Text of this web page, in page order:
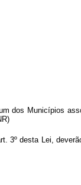
dos Municípios
3º desta Lei,